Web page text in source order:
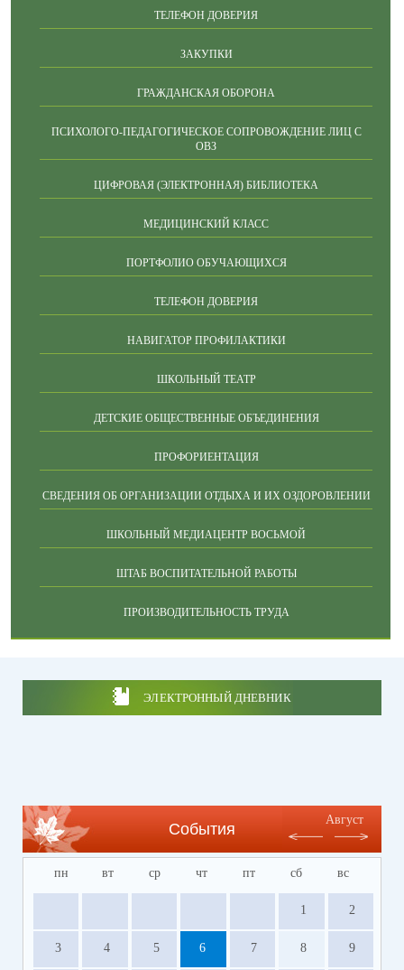
ТЕЛЕФОН ДОВЕРИЯ
ЗАКУПКИ
ГРАЖДАНСКАЯ ОБОРОНА
ПСИХОЛОГО-ПЕДАГОГИЧЕСКОЕ СОПРОВОЖДЕНИЕ ЛИЦ С
ОВЗ
ЦИФРОВАЯ (ЭЛЕКТРОННАЯ) БИБЛИОТЕКА
МЕДИЦИНСКИЙ КЛАСС
ПОРТФОЛИО ОБУЧАЮЩИХСЯ
ТЕЛЕФОН ДОВЕРИЯ
НАВИГАТОР ПРОФИЛАКТИКИ
ШКОЛЬНЫЙ ТЕАТР
ДЕТСКИЕ ОБЩЕСТВЕННЫЕ ОБЪЕДИНЕНИЯ
ПРОФОРИЕНТАЦИЯ
СВЕДЕНИЯ ОБ ОРГАНИЗАЦИИ ОТДЫХА И ИХ ОЗДОРОВЛЕНИИ
ШКОЛЬНЫЙ МЕДИАЦЕНТР ВОСЬМОЙ
ШТАБ ВОСПИТАТЕЛЬНОЙ РАБОТЫ
ПРОИЗВОДИТЕЛЬНОСТЬ ТРУДА
ЭЛЕКТРОННЫЙ ДНЕВНИК
События
Август
пн вт ср чт пт сб вс
1 2
3 4 5 6 7 8 9